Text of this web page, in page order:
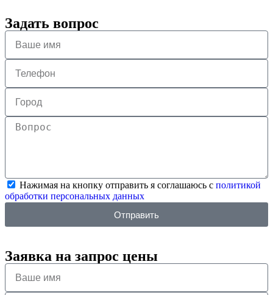
Задать вопрос
Нажимая на кнопку отправить я соглашаюсь с политикой
обработки персональных данных
Отправить
Заявка на запрос цены